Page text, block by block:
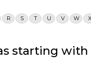
R S T U V W X
starting